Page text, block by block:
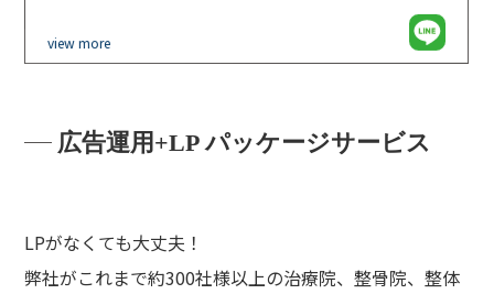
view more
広告運用+LP パッケージサービス
LPがなくても大丈夫！
弊社がこれまで約300社様以上の治療院、整骨院、整体